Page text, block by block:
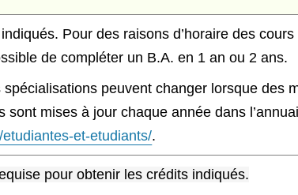
Pour des raisons d’horaire des
de compléter un B.A. en 1 an ou 2 ans.
peuvent changer lorsque des
mises à jour chaque année dans
et-etudiants/.
pour obtenir les crédits indiqués.